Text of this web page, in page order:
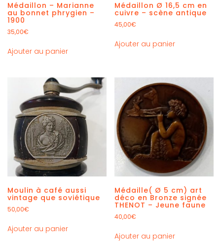
Médaillon – Marianne
au bonnet phrygien –
1900
35,00€
Ajouter au panier
Médaillon Ø 16,5 cm en
cuivre – scène antique
45,00€
Ajouter au panier
Moulin à café aussi
vintage que soviétique
50,00€
Ajouter au panier
Médaille( Ø 5 cm) art
déco en Bronze signée
THENOT – Jeune faune
40,00€
Ajouter au panier